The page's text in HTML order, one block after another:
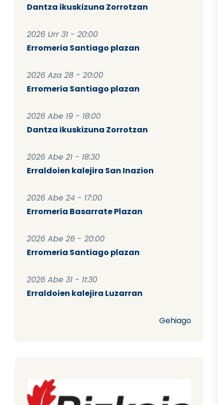
Dantza ikuskizuna Zorrotzan
2026 Urr 31 - 20:00
Erromeria Santiago plazan
2026 Aza 28 - 20:00
Erromeria Santiago plazan
2026 Abe 19 - 18:00
Dantza ikuskizuna Zorrotzan
2026 Abe 21 - 18:30
Erraldoien kalejira San Inazion
2026 Abe 24 - 17:00
Erromeria Basarrate Plazan
2026 Abe 26 - 20:00
Erromeria Santiago plazan
2026 Abe 31 - 11:30
Erraldoien kalejira Luzarran
Gehiago